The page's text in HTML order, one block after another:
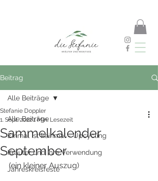
Beitrag
Alle Beiträge
Einmal ist keinmal - Upcycling
Kräuter und ihre Verwendung
Jahreskreisfeste
Alle Beiträge
Sammelkalender
September
Stefanie Doppler
1. Sept. 20221 Min. Lesezeit
(ein kleiner Auszug)